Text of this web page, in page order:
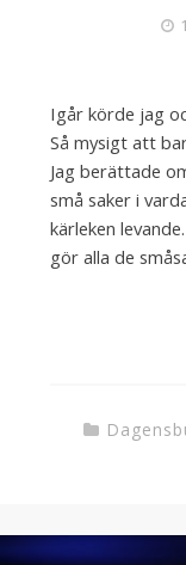
Igår körde jag
Så mysigt att
Jag berättade
små saker i
kärleken
gör alla de